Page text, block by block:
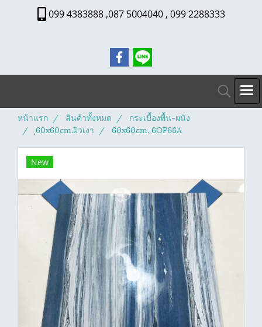
099 4383888 ,087 5004040 , 099 2288333
หน้าแรก สินค้าทั้งหมด
กระเบื้องพื้น-ผนัง
ุ60x60cm.ผิวเงา
60x60cm. 6OP66A
New